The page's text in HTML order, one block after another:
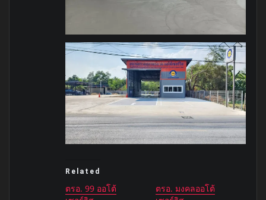
Related
ตรอ. 99 ออโต้
ตรอ. มงคลออโต้